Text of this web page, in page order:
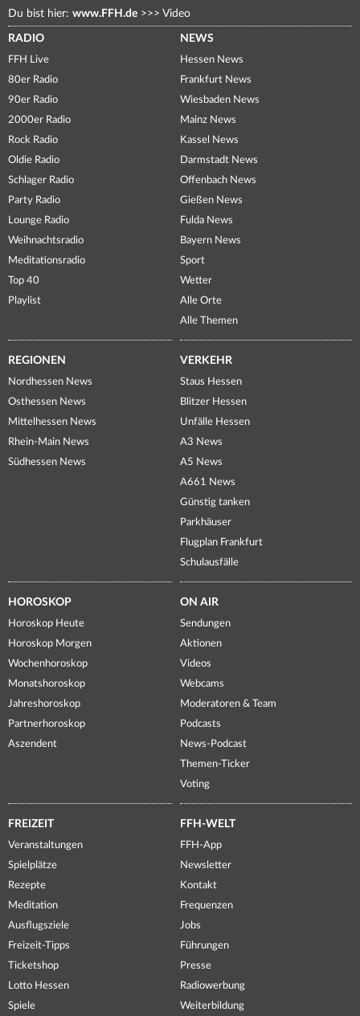
Du bist hier: www.FFH.de >>> Video
RADIO
FFH Live
80er Radio
90er Radio
2000er Radio
Rock Radio
Oldie Radio
Schlager Radio
Party Radio
Lounge Radio
Weihnachtsradio
Meditationsradio
Top 40
Playlist
NEWS
Hessen News
Frankfurt News
Wiesbaden News
Mainz News
Kassel News
Darmstadt News
Offenbach News
Gießen News
Fulda News
Bayern News
Sport
Wetter
Alle Orte
Alle Themen
REGIONEN
Nordhessen News
Osthessen News
Mittelhessen News
Rhein-Main News
Südhessen News
VERKEHR
Staus Hessen
Blitzer Hessen
Unfälle Hessen
A3 News
A5 News
A661 News
Günstig tanken
Parkhäuser
Flugplan Frankfurt
Schulausfälle
HOROSKOP
Horoskop Heute
Horoskop Morgen
Wochenhoroskop
Monatshoroskop
Jahreshoroskop
Partnerhoroskop
Aszendent
ON AIR
Sendungen
Aktionen
Videos
Webcams
Moderatoren & Team
Podcasts
News-Podcast
Themen-Ticker
Voting
FREIZEIT
Veranstaltungen
Spielplätze
Rezepte
Meditation
Ausflugsziele
Freizeit-Tipps
Ticketshop
Lotto Hessen
Spiele
FFH-WELT
FFH-App
Newsletter
Kontakt
Frequenzen
Jobs
Führungen
Presse
Radiowerbung
Weiterbildung